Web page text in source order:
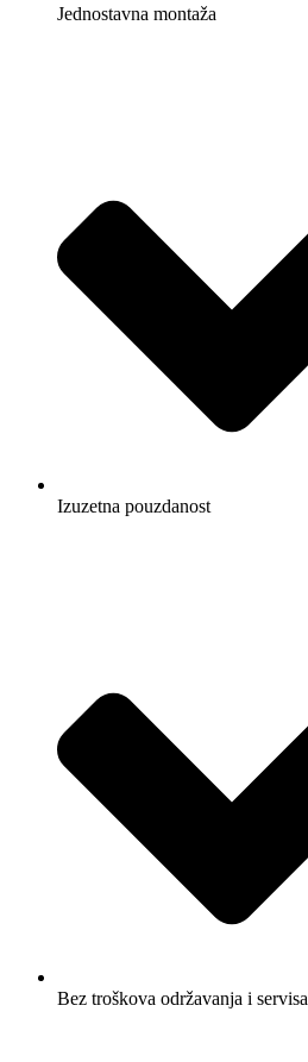
Jednostavna montaža
Izuzetna pouzdanost
Bez troškova održavanja i servisa